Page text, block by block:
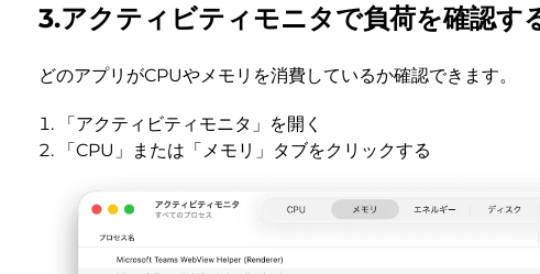
3.アクティビティモニタで負荷を確認す
どのアプリがCPUやメモリを消費しているか確認できます。
「アクティビティモニタ」を開く
「CPU」または「メモリ」タブをクリックする